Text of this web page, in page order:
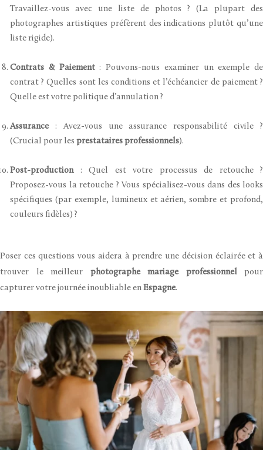
Travaillez-vous avec une liste de photos ? (La plupart des
photographes artistiques préfèrent des indications plutôt qu’une
liste rigide).
Contrats & Paiement: Pouvons-nous examiner un exemple de
contrat ? Quelles sont les conditions et l’échéancier de paiement ?
Quelle est votre politique d’annulation ?
Assurance: Avez-vous une assurance responsabilité civile ?
(Crucial pour les prestataires professionnels).
Post-production: Quel est votre processus de retouche ?
Proposez-vous la retouche ? Vous spécialisez-vous dans des looks
spécifiques (par exemple, lumineux et aérien, sombre et profond,
couleurs fidèles) ?
Poser ces questions vous aidera à prendre une décision éclairée et à
trouver le meilleur photographe mariage professionnelpour
capturer votre journée inoubliable en Espagne.